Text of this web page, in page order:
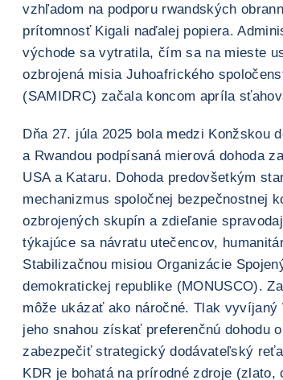
vzhľadom na podporu rwandských
prítomnosť Kigali naďalej popiera.
východe sa vytratila, čím sa na mieste
ozbrojená misia Juhoafrického
(SAMIDRC) začala koncom apríla
Dňa 27. júla 2025 bola medzi Konžskou
a Rwandou podpísaná mierová dohoda
USA a Kataru. Dohoda predovšetkým
mechanizmus spoločnej bezpečnostnej
ozbrojených skupín a zdieľanie
týkajúce sa návratu utečencov,
Stabilizačnou misiou Organizácie
demokratickej republike (MONUSCO).
môže ukázať ako náročné. Tlak
jeho snahou získať preferenčnú dohodu
zabezpečiť strategický dodávateľský
KDR je bohatá na prírodné zdroje